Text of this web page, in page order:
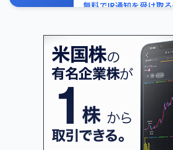
無料でIR通知を受け取る